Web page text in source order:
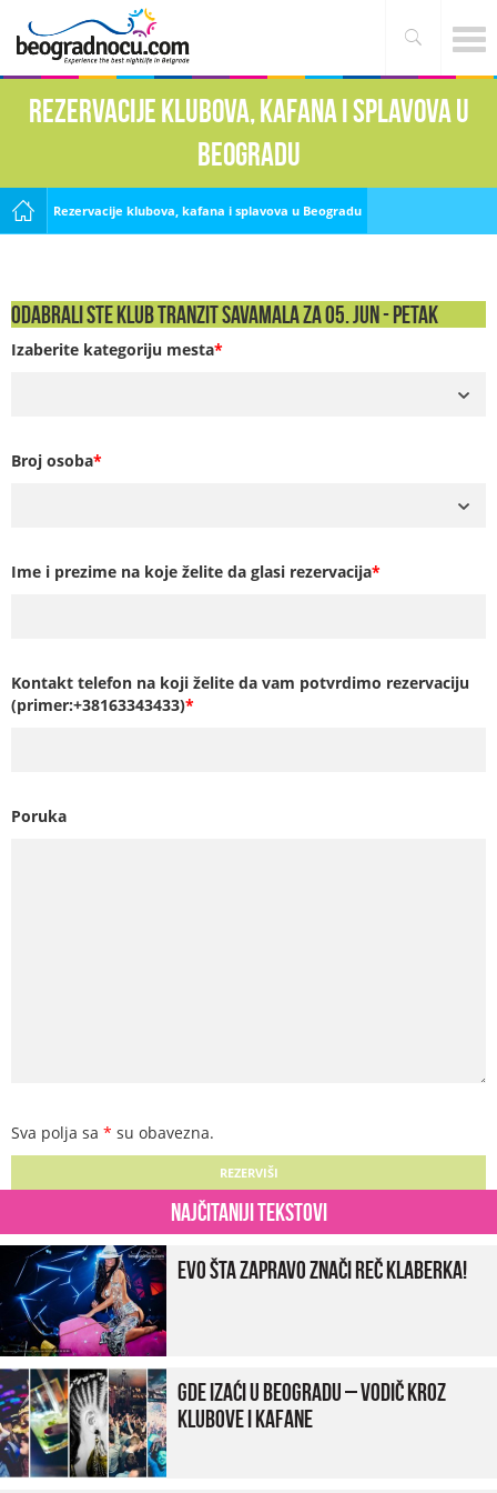
Rezervacije klubova, kafana i splavova u
Beogradu
Rezervacije klubova, kafana i splavova u Beogradu
Odabrali ste Klub Tranzit Savamala za 05. Jun - PETAK
Izaberite kategoriju mesta*
Broj osoba*
Ime i prezime na koje želite da glasi rezervacija*
Kontakt telefon na koji želite da vam potvrdimo rezervaciju
(primer:+38163343433)*
Poruka
Sva polja sa * su obavezna.
Najčitaniji tekstovi
Evo šta zapravo znači reč klaberka!
Gde izaći u Beogradu – vodič kroz
klubove i kafane